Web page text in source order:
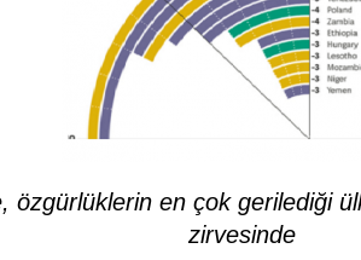
özgürlüklerin en çok gerilediği
zirvesinde